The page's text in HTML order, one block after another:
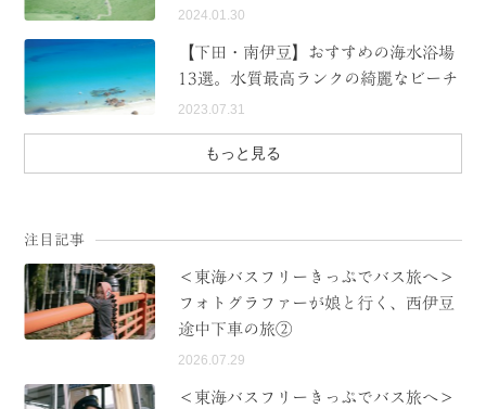
2024.01.30
【下田・南伊豆】おすすめの海水浴場
13選。水質最高ランクの綺麗なビーチ
2023.07.31
もっと見る
注目記事
＜東海バスフリーきっぷでバス旅へ＞
フォトグラファーが娘と行く、西伊豆
途中下車の旅②
2026.07.29
＜東海バスフリーきっぷでバス旅へ＞